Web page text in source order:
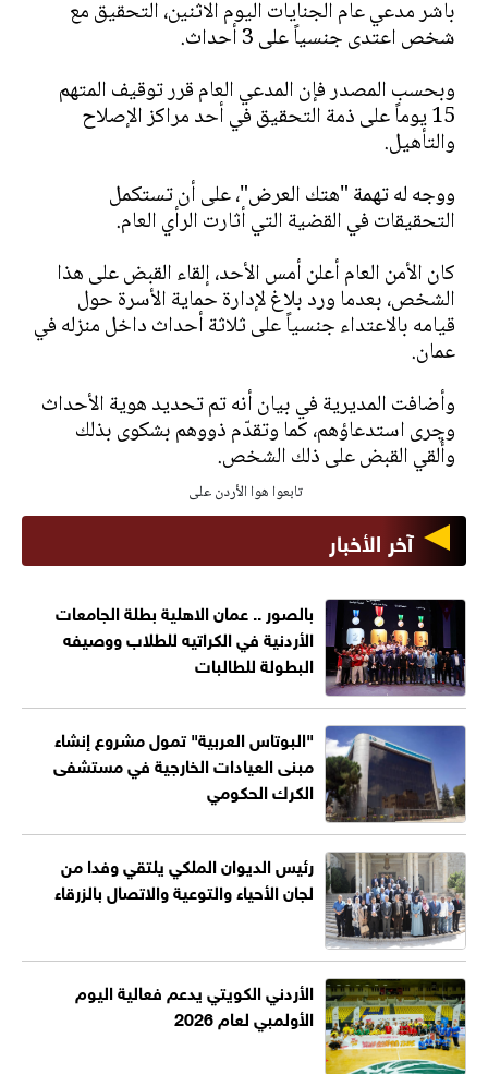
باشر مدعي عام الجنايات اليوم الاثنين، التحقيق مع
شخص اعتدى جنسياً على 3 أحداث.
وبحسب المصدر فإن المدعي العام قرر توقيف المتهم
15 يوماً على ذمة التحقيق في أحد مراكز الإصلاح
والتأهيل.
ووجه له تهمة "هتك العرض"، على أن تستكمل
التحقيقات في القضية التي أثارت الرأي العام.
كان الأمن العام أعلن أمس الأحد، إلقاء القبض على هذا
الشخص، بعدما ورد بلاغ لإدارة حماية الأسرة حول
قيامه بالاعتداء جنسياً على ثلاثة أحداث داخل منزله في
عمان.
وأضافت المديرية في بيان أنه تم تحديد هوية الأحداث
وجرى استدعاؤهم، كما وتقدّم ذووهم بشكوى بذلك
وأُلقي القبض على ذلك الشخص.
تابعوا هوا الأردن على
آخر الأخبار
بالصور .. عمان الاهلية بطلة الجامعات
الأردنية في الكراتيه للطلاب ووصيفه
البطولة للطالبات
"البوتاس العربية" تمول مشروع إنشاء
مبنى العيادات الخارجية في مستشفى
الكرك الحكومي
رئيس الديوان الملكي يلتقي وفدا من
لجان الأحياء والتوعية والاتصال بالزرقاء
الأردني الكويتي يدعم فعالية اليوم
الأولمبي لعام 2026